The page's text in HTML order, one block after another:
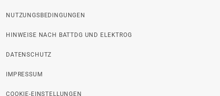
NUTZUNGSBEDINGUNGEN
HINWEISE NACH BATTDG UND ELEKTROG
DATENSCHUTZ
IMPRESSUM
COOKIE-EINSTELLUNGEN